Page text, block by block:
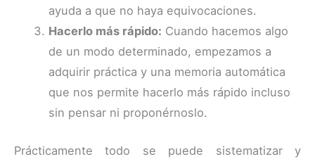
ayuda a que no haya equivocaciones.
Hacerlo más rápido: Cuando hacemos algo
de un modo determinado, empezamos a
adquirir práctica y una memoria automática
que nos permite hacerlo más rápido incluso
sin pensar ni proponérnoslo.
Prácticamente todo se puede sistematizar y